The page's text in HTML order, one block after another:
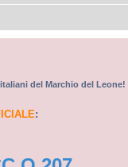
del Marchio del Leone!
: